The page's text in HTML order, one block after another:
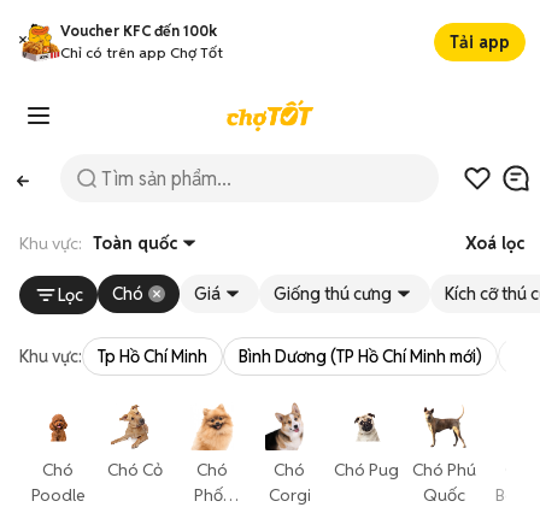
Voucher KFC đến 100k
Chỉ có trên app Chợ Tốt
Tải app
Khu vực: Toàn quốc Xoá lọc
Lọc Chó Giá Giống thú cưng Kích cỡ thú
Khu vực: Tp Hồ Chí Minh Bình Dương (TP Hồ Chí Minh mới)
Chó
Poodle
Chó Cỏ
Chó
Phốc
Chó
Corgi
Chó Pug
Chó Phú
Quốc